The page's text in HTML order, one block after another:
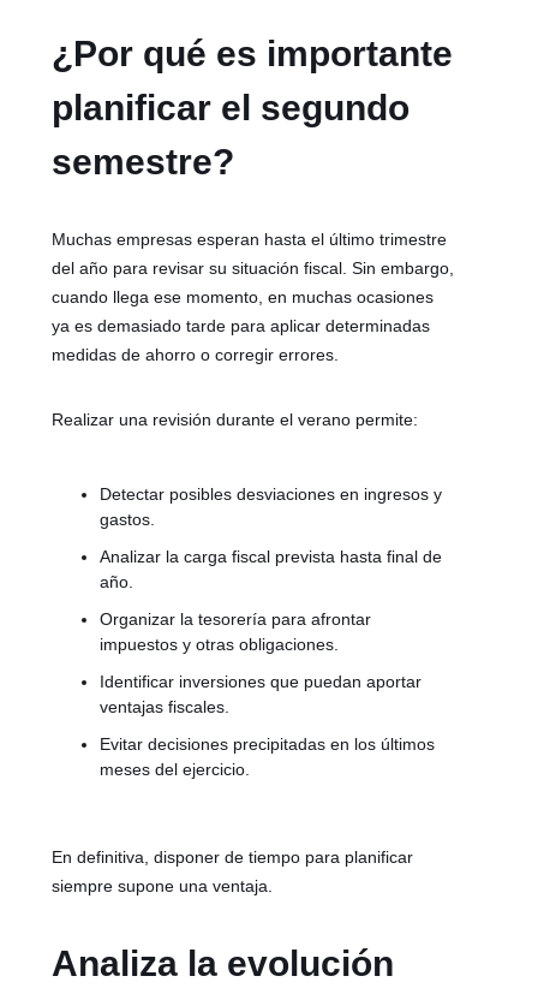
¿Por qué es importante
planificar el segundo
semestre?
Muchas empresas esperan hasta el último trimestre
del año para revisar su situación fiscal. Sin embargo,
cuando llega ese momento, en muchas ocasiones
ya es demasiado tarde para aplicar determinadas
medidas de ahorro o corregir errores.
Realizar una revisión durante el verano permite:
Detectar posibles desviaciones en ingresos y
gastos.
Analizar la carga fiscal prevista hasta final de
año.
Organizar la tesorería para afrontar
impuestos y otras obligaciones.
Identificar inversiones que puedan aportar
ventajas fiscales.
Evitar decisiones precipitadas en los últimos
meses del ejercicio.
En definitiva, disponer de tiempo para planificar
siempre supone una ventaja.
Analiza la evolución